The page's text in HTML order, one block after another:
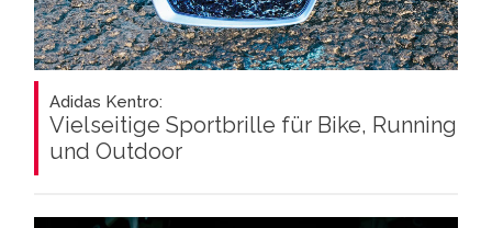
Adidas Kentro:
Vielseitige Sportbrille für Bike, Running
und Outdoor